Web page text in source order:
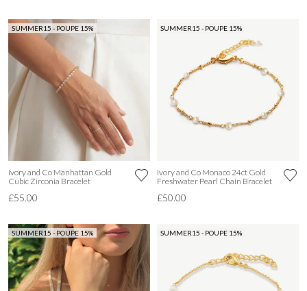
SUMMER15 - POUPE 15%
Ivory and Co Manhattan Gold
Cubic Zirconia Bracelet
£55.00
SUMMER15 - POUPE 15%
Ivory and Co Monaco 24ct Gold
Freshwater Pearl Chain Bracelet
£50.00
SUMMER15 - POUPE 15% SUMMER15 - POUPE 15%